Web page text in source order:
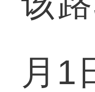
月1